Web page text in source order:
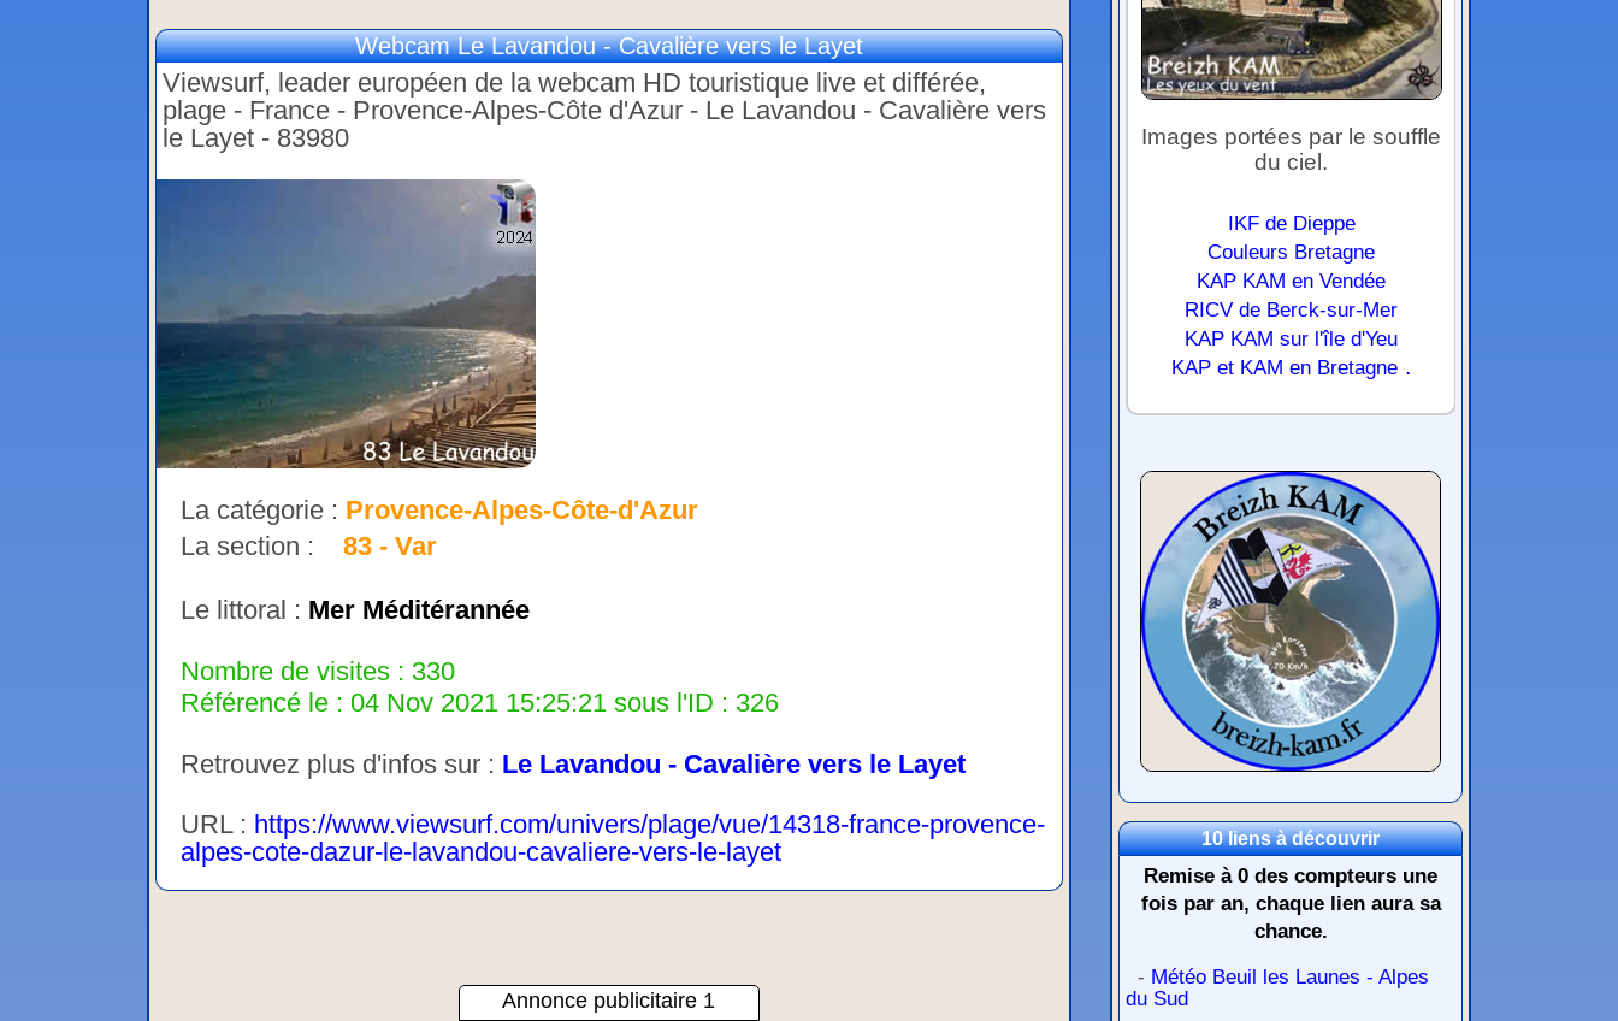
Webcam Le Lavandou - Cavalière vers le Layet
Viewsurf, leader européen de la webcam HD touristique live et différée,
plage - France - Provence-Alpes-Côte d'Azur - Le Lavandou - Cavalière vers
le Layet - 83980
La catégorie : Provence-Alpes-Côte-d'Azur
La section : 83 - Var
Le littoral : Mer Méditérannée
Nombre de visites : 330
Référencé le : 04 Nov 2021 15:25:21 sous l'ID : 326
Retrouvez plus d'infos sur : Le Lavandou - Cavalière vers le Layet
URL : https://www.viewsurf.com/univers/plage/vue/14318-france-provence-
alpes-cote-dazur-le-lavandou-cavaliere-vers-le-layet
Annonce publicitaire 1
Images portées par le souffle
du ciel.
IKF de Dieppe
Couleurs Bretagne
KAP KAM en Vendée
RICV de Berck-sur-Mer
KAP KAM sur l'île d'Yeu
KAP et KAM en Bretagne .
10 liens à découvrir
Remise à 0 des compteurs une
fois par an, chaque lien aura sa
chance.
- Météo Beuil les Launes - Alpes
du Sud